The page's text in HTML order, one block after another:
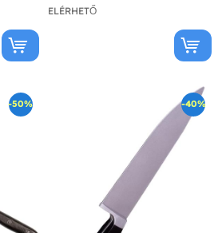
ELÉRHETŐ
-50% -40%